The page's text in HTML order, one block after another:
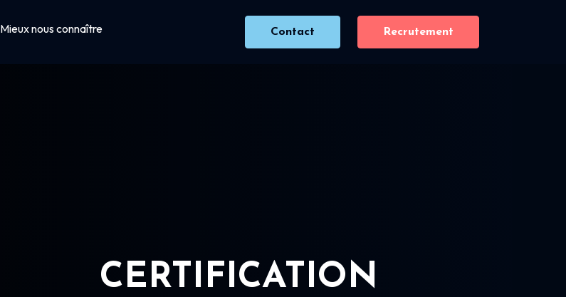
Mieux nous connaître Contact Recrutement
CERTIFICATION